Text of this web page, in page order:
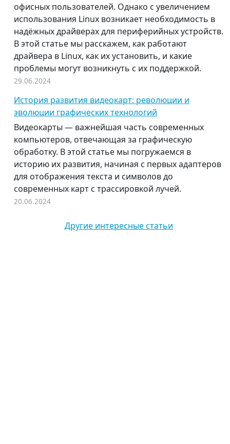
офисных пользователей. Однако с увеличением
использования Linux возникает необходимость в
надёжных драйверах для периферийных устройств.
В этой статье мы расскажем, как работают
драйвера в Linux, как их установить, и какие
проблемы могут возникнуть с их поддержкой.
29.06.2024
История развития видеокарт: революции и
эволюции графических технологий
Видеокарты — важнейшая часть современных
компьютеров, отвечающая за графическую
обработку. В этой статье мы погружаемся в
историю их развития, начиная с первых адаптеров
для отображения текста и символов до
современных карт с трассировкой лучей.
20.06.2024
Другие интересные статьи